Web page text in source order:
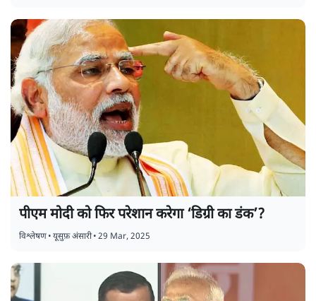
पीएम मोदी को फिर परेशान करेगा ‘डिग्री का डंक’?
विश्लेषण•यूसुफ़ अंसारी•29 Mar, 2025